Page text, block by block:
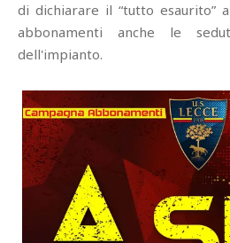
di dichiarare il “tutto esaurito”
abbonamenti anche le
dell'impianto.